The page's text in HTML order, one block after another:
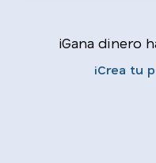
¡Gana dinero
¡Crea tu